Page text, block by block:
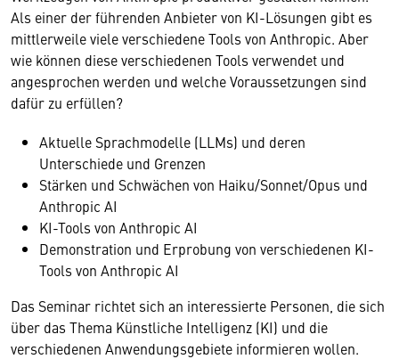
Als einer der führenden Anbieter von KI-Lösungen gibt es
mittlerweile viele verschiedene Tools von Anthropic. Aber
wie können diese verschiedenen Tools verwendet und
angesprochen werden und welche Voraussetzungen sind
dafür zu erfüllen?
Aktuelle Sprachmodelle (LLMs) und deren
Unterschiede und Grenzen
Stärken und Schwächen von Haiku/Sonnet/Opus und
Anthropic AI
KI-Tools von Anthropic AI
Demonstration und Erprobung von verschiedenen KI-
Tools von Anthropic AI
Das Seminar richtet sich an interessierte Personen, die sich
über das Thema Künstliche Intelligenz (KI) und die
verschiedenen Anwendungsgebiete informieren wollen.